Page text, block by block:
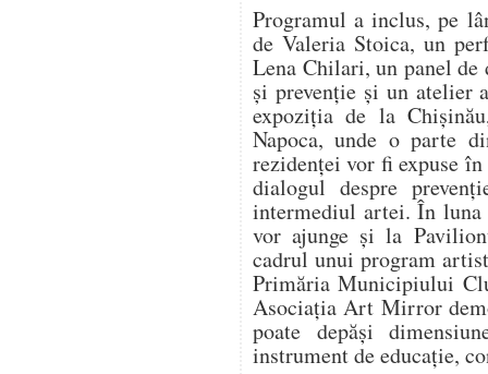
Programul a inclus, pe
de Valeria Stoica, un
Lena Chilari, un panel
și prevenție și un atelier
expoziția de la
Napoca, unde o parte
rezidenței vor fi expuse
dialogul despre
intermediul artei. În
vor ajunge și la
cadrul unui program
Primăria Municipiului
Asociația Art Mirror
poate depăși
instrument de educație,